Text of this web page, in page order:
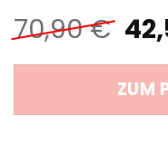
70,90€
ZUM